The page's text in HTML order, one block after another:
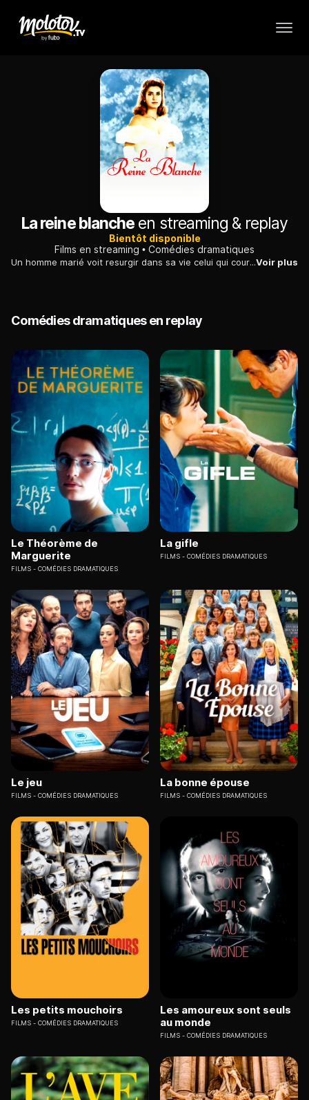
La reine blanche en streaming & replay
Bientôt disponible
Films en streaming
Comédies dramatiques
Un homme marié voit resurgir dans sa vie celui qui courtisait sa femme avant son mariage : les retrouvailles se révèlent extrêmement tendues...Voir plus
Comédies dramatiques en replay
Le Théorème de
Marguerite
FILMS COMÉDIES DRAMATIQUES
La gifle
FILMS COMÉDIES DRAMATIQUES
Le jeu
FILMS COMÉDIES DRAMATIQUES
La bonne épouse
FILMS COMÉDIES DRAMATIQUES
Les petits mouchoirs
FILMS COMÉDIES DRAMATIQUES
Les amoureux sont seuls
au monde
FILMS COMÉDIES DRAMATIQUES